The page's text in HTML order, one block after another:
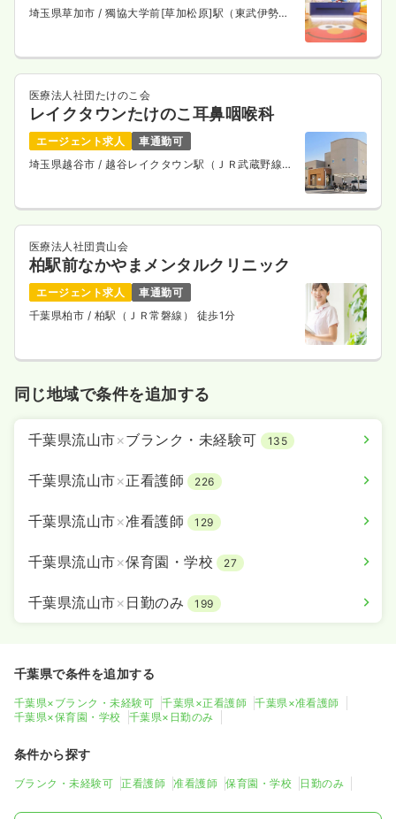
埼玉県草加市 / 獨協大学前[草加松原]駅（東武伊勢崎
医療法人社団たけのこ会
レイクタウンたけのこ耳鼻咽喉科
エージェント求人
車通勤可
埼玉県越谷市 / 越谷レイクタウン駅（ＪＲ武蔵野線）
医療法人社団貴山会
柏駅前なかやまメンタルクリニック
エージェント求人
車通勤可
千葉県柏市 / 柏駅（ＪＲ常磐線） 徒歩1分
同じ地域で条件を追加する
千葉県流山市×ブランク・未経験可 135
千葉県流山市×正看護師 226
千葉県流山市×准看護師 129
千葉県流山市×保育園・学校 27
千葉県流山市× 日勤のみ 199
千葉県で条件を追加する
千葉県×ブランク・未経験可 千葉県×正看護師
千葉県×准看護師
千葉県×保育園・学校
千葉県×日勤のみ
条件から探す
ブランク・未経験可 正看護師 准看護師 保育園・学校 日勤のみ